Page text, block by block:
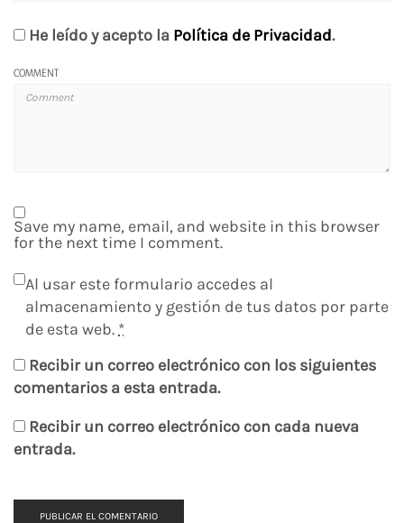
He leído y acepto la Política de Privacidad.
COMMENT
Save my name, email, and website in this browser
for the next time I comment.
Al usar este formulario accedes al
almacenamiento y gestión de tus datos por parte
de esta web.*
Recibir un correo electrónico con los siguientes
comentarios a esta entrada.
Recibir un correo electrónico con cada nueva
entrada.